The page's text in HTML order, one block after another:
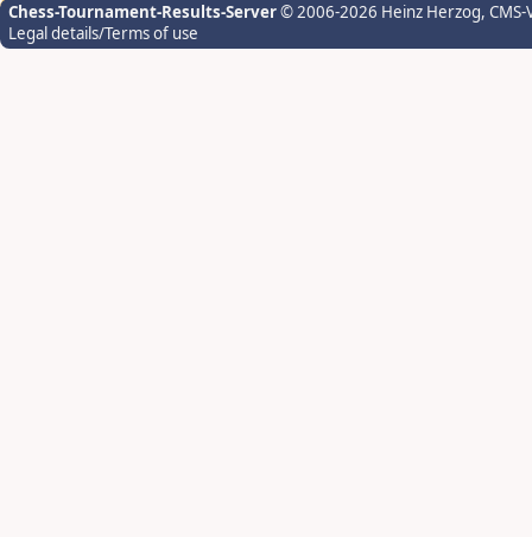
Chess-Tournament-Results-Server© 2006-2026 Heinz Herzog,
Legal details/Terms of use